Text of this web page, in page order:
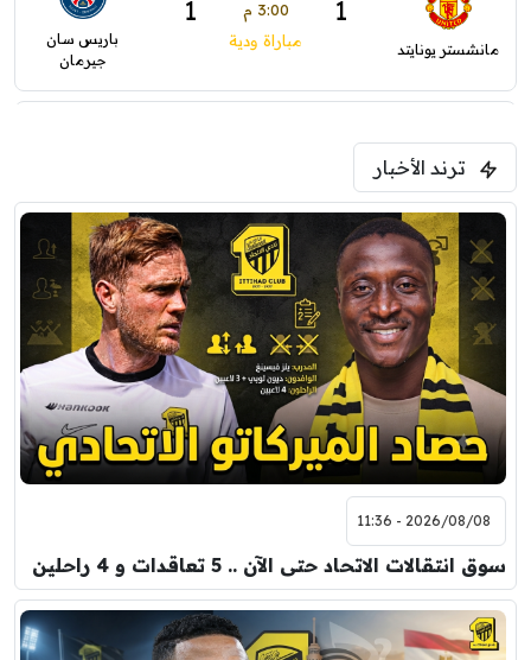
مانشستر يونايتد
1 3:00 م 1
مباراة ودية
باريس سان
جيرمان
فرينتسفاروشي
برشلونة
7:00 م
مباراة ودية
نوتنغهام فورست
اودينيزي
8:00 م
مباراة ودية
برشلونة
ترند الأخبار
2026/08/08 - 11:36
سوق انتقالات الاتحاد حتى الآن .. 5 تعاقدات و 4 راحلين